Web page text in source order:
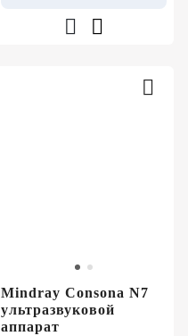
Mindray Consona N7
ультразвуковой
аппарат